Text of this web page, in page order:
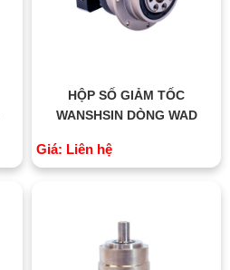
HỘP SỐ GIẢM TỐC
WANSHSIN DÒNG WAD
Giá: Liên hệ